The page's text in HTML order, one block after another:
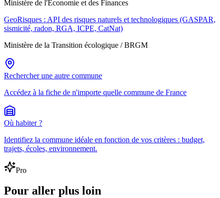
Ministère de l'Économie et des Finances
GeoRisques : API des risques naturels et technologiques (GASPAR,
sismicité, radon, RGA, ICPE, CatNat)
Ministère de la Transition écologique / BRGM
Rechercher une autre commune
Accédez à la fiche de n'importe quelle commune de France
Où habiter ?
Identifiez la commune idéale en fonction de vos critères : budget,
trajets, écoles, environnement.
Pro
Pour aller plus loin